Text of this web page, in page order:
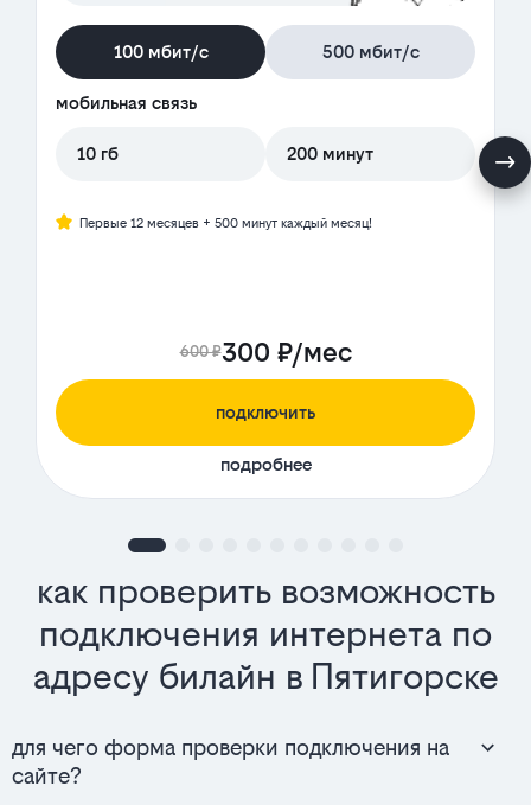
100 мбит/с 500 мбит/с
мобильная связь
10 гб 200 минут
Первые 12 месяцев + 500 минут каждый месяц!
600 ₽300 ₽/мес
подключить
подробнее
как проверить возможность
подключения интернета по
адресу билайн в Пятигорске
для чего форма проверки подключения на
сайте?